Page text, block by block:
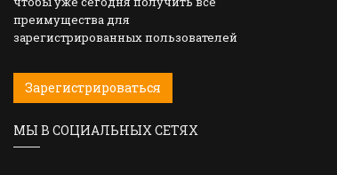
преимущества для
зарегистрированных пользователей
Зарегистрироваться
МЫ В СОЦИАЛЬНЫХ СЕТЯХ